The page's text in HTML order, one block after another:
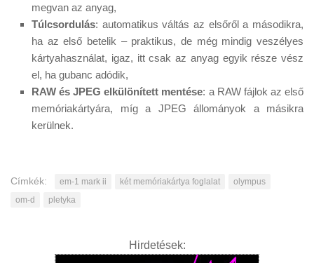
megvan az anyag,
Túlcsordulás: automatikus váltás az elsőről a másodikra,
ha az első betelik – praktikus, de még mindig veszélyes
kártyahasználat, igaz, itt csak az anyag egyik része vész
el, ha gubanc adódik,
RAW és JPEG elkülönített mentése: a RAW fájlok az első
memóriakártyára, míg a JPEG állományok a másikra
kerülnek.
Címkék: em-1 mark ii két memóriakártya foglalat
olympus
om-d
pletyka
Hirdetések: